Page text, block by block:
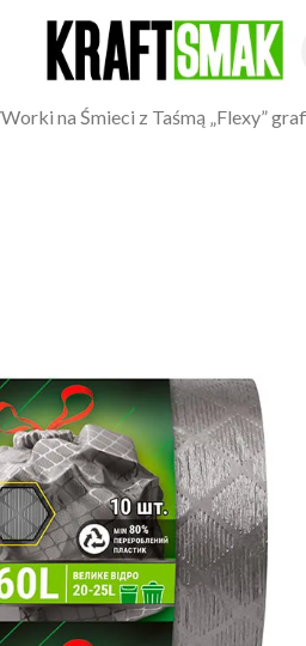
Worki na Śmieci z Taśmą „Flexy”